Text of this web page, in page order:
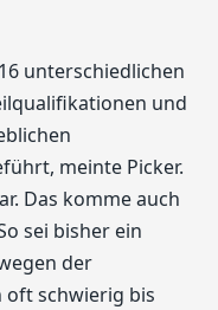
unterschiedlichen
und
meinte Picker.
Das komme auch
sei bisher ein
der
schwierig bis